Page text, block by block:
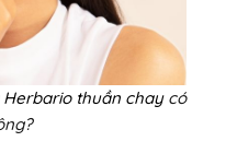
thuần chaycó